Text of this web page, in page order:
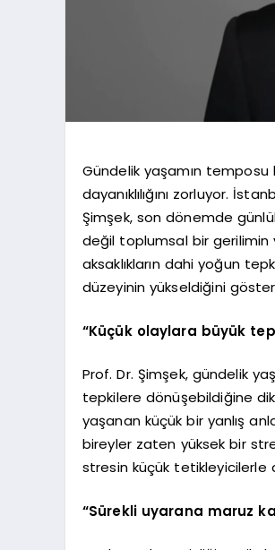
Gündelik yaşamın temposu
dayanıklılığını zorluyor.
Şimşek, son dönemde
değil toplumsal bir gerilimin
aksaklıkların dahi yoğun
düzeyinin yükseldiğini
“Küçük olaylara büyük
Prof. Dr. Şimşek, gündelik
tepkilere dönüşebildiğine
yaşanan küçük bir yanlış
bireyler zaten yüksek bir
stresin küçük tetikleyicilerle
“Sürekli uyarana maruz